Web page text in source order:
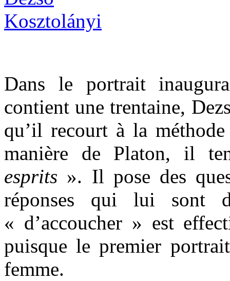
Dans le portrait
contient une trentaine,
qu’il recourt à la
manière de Platon, il
esprits ». Il pose des
réponses qui lui sont
« d’accoucher » est
puisque le premier
femme.